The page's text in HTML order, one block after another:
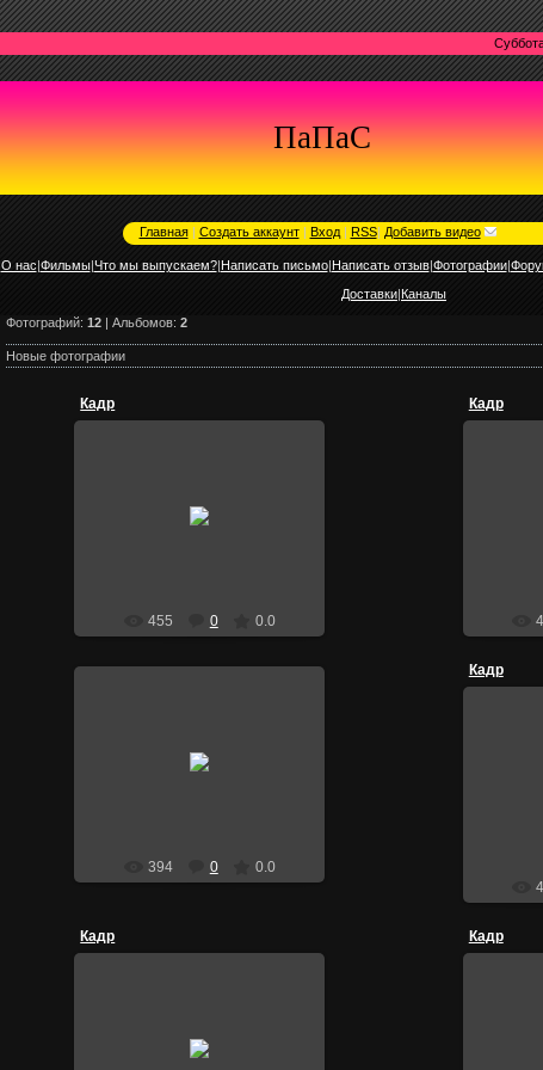
ПаПаС
Главная| Создать аккаунт| Вход| RSS| Добавить видео
О нас|Фильмы|Что мы выпускаем?|Написать письмо|Написать отзыв|Фотографии|
Доставки|Каналы
Фотографий: 12| Альбомов: 2
Новые фотографии
Кадр
Кадр из Суаиль
455 0 0.0
Кадр
Кадр из Суаиль
394 0 0.0
Кадр
Кадр
Кадр из Джек
Кадр